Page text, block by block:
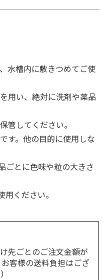
デンタルコーン
るぐるボーン型 S
円 120円
水槽内に敷きつめてご使
用い、絶対に洗剤や薬品
管してください。
す。他の目的に使用しな
ごとに色味や粒の大きさ
ください。
先ごとのご注文金額が
客様の送料負担はござ